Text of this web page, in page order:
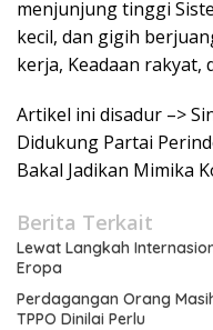
menjunjung tinggi
kecil, dan gigih
kerja, Keadaan rakyat,
Artikel ini disadur –>
Didukung Partai
Bakal Jadikan Mimika
Berita Terkait
Lewat Langkah
Eropa
Perdagangan Orang
TPPO Dinilai Perlu